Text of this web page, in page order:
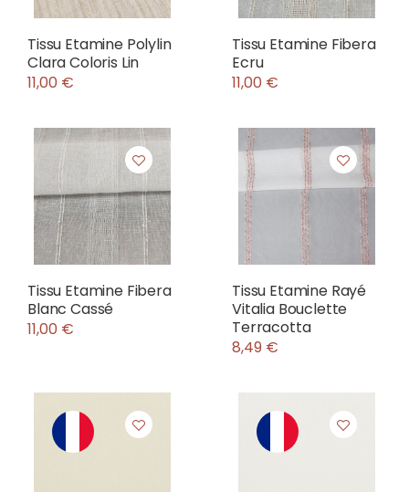
Tissu Etamine Polylin
Clara Coloris Lin
11,00 €
Tissu Etamine Fibera
Ecru
11,00 €
Tissu Etamine Fibera
Blanc Cassé
11,00 €
Tissu Etamine Rayé
Vitalia Bouclette
Terracotta
8,49 €